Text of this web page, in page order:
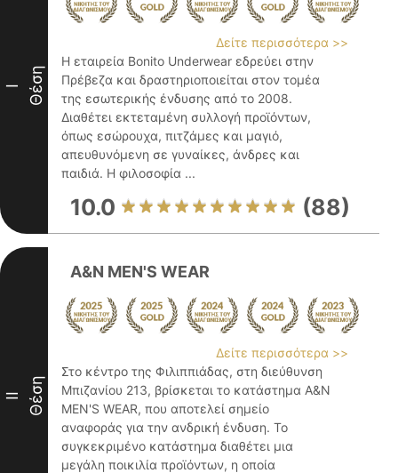
I Θέση
Δείτε περισσότερα >>
Η εταιρεία Bonito Underwear εδρεύει στην
Πρέβεζα και δραστηριοποιείται στον τομέα
της εσωτερικής ένδυσης από το 2008.
Διαθέτει εκτεταμένη συλλογή προϊόντων,
όπως εσώρουχα, πιτζάμες και μαγιό,
απευθυνόμενη σε γυναίκες, άνδρες και
παιδιά. Η φιλοσοφία ...
10.0 (88)
II Θέση
A&N MEN'S WEAR
Δείτε περισσότερα >>
Στο κέντρο της Φιλιππιάδας, στη διεύθυνση
Μπιζανίου 213, βρίσκεται το κατάστημα A&N
MEN'S WEAR, που αποτελεί σημείο
αναφοράς για την ανδρική ένδυση. Το
συγκεκριμένο κατάστημα διαθέτει μια
μεγάλη ποικιλία προϊόντων, η οποία